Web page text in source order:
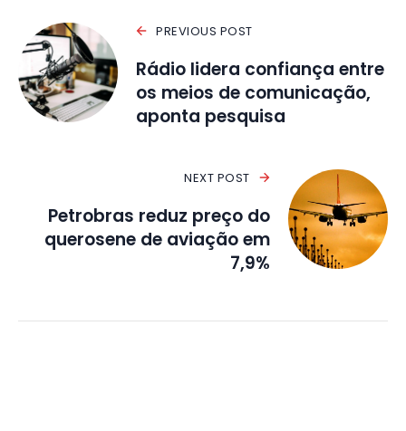
PREVIOUS POST
Rádio lidera confiança entre
os meios de comunicação,
aponta pesquisa
NEXT POST
Petrobras reduz preço do
querosene de aviação em
7,9%